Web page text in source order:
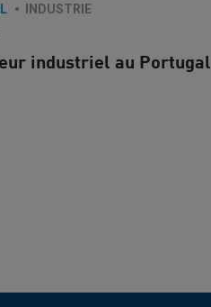
INDUSTRIE
industriel au Portugal